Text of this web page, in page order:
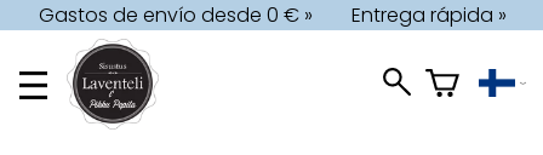
Gastos de envío desde 0 € » Entrega rápida »